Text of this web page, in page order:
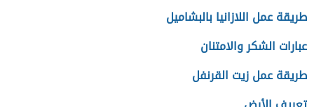
طريقة عمل اللازانيا بالبشاميل
عبارات الشكر والامتنان
طريقة عمل زيت القرنفل